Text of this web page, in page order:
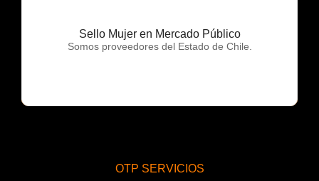
Sello Mujer en Mercado Público
Somos proveedores del Estado de Chile.
OTP Servicios
OTP SERVICIOS